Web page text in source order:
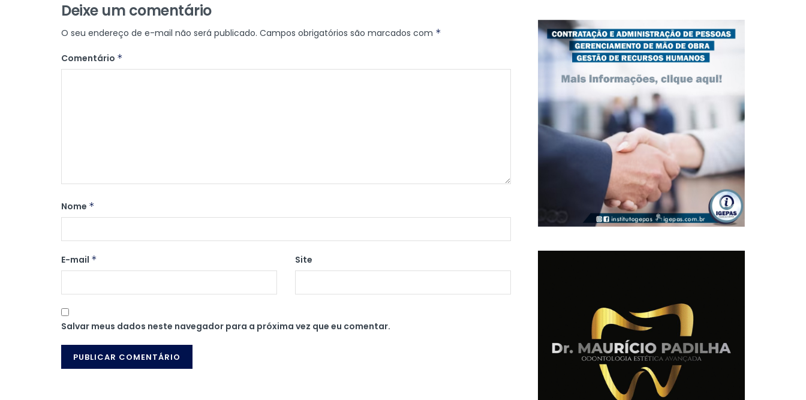
Deixe um comentário
O seu endereço de e-mail não será publicado. Campos obrigatórios são marcados com *
Comentário *
Nome *
E-mail * Site
Salvar meus dados neste navegador para a próxima vez que eu comentar.